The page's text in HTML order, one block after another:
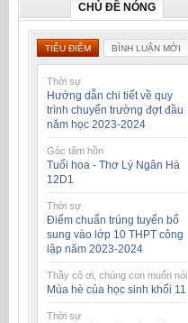
CHỦ ĐỀ NÓNG
TIÊU ĐIỂM BÌNH LUẬN MỚI
Thời sự
Hướng dẫn chi tiết về quy
trình chuyển trường đợt đầu
năm học 2023-2024
Góc tâm hồn
Tuổi hoa - Thơ Lý Ngân Hà
12D1
Thời sự
Điểm chuẩn trúng tuyển bổ
sung vào lớp 10 THPT công
lập năm 2023-2024
Thầy cô ơi, chúng con muốn nói
Mùa hè của học sinh khối 11
Thời sự